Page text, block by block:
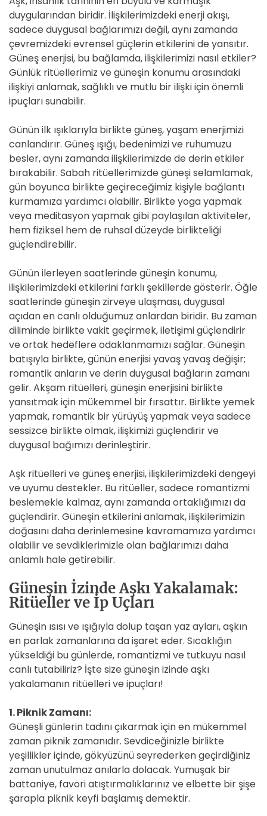
duygularından biridir. İlişkilerimizdeki enerji akışı,
sadece duygusal bağlarımızı değil, aynı zamanda
çevremizdeki evrensel güçlerin etkilerini de yansıtır.
Güneş enerjisi, bu bağlamda, ilişkilerimizi nasıl etkiler?
Günlük ritüellerimiz ve güneşin konumu arasındaki
ilişkiyi anlamak, sağlıklı ve mutlu bir ilişki için önemli
ipuçları sunabilir.
Günün ilk ışıklarıyla birlikte güneş, yaşam enerjimizi
canlandırır. Güneş ışığı, bedenimizi ve ruhumuzu
besler, aynı zamanda ilişkilerimizde de derin etkiler
bırakabilir. Sabah ritüellerimizde güneşi selamlamak,
gün boyunca birlikte geçireceğimiz kişiyle bağlantı
kurmamıza yardımcı olabilir. Birlikte yoga yapmak
veya meditasyon yapmak gibi paylaşılan aktiviteler,
hem fiziksel hem de ruhsal düzeyde birlikteliği
güçlendirebilir.
Günün ilerleyen saatlerinde güneşin konumu,
ilişkilerimizdeki etkilerini farklı şekillerde gösterir. Öğle
saatlerinde güneşin zirveye ulaşması, duygusal
açıdan en canlı olduğumuz anlardan biridir. Bu zaman
diliminde birlikte vakit geçirmek, iletişimi güçlendirir
ve ortak hedeflere odaklanmamızı sağlar. Güneşin
batışıyla birlikte, günün enerjisi yavaş yavaş değişir;
romantik anların ve derin duygusal bağların zamanı
gelir. Akşam ritüelleri, güneşin enerjisini birlikte
yansıtmak için mükemmel bir fırsattır. Birlikte yemek
yapmak, romantik bir yürüyüş yapmak veya sadece
sessizce birlikte olmak, ilişkimizi güçlendirir ve
duygusal bağımızı derinleştirir.
Aşk ritüelleri ve güneş enerjisi, ilişkilerimizdeki dengeyi
ve uyumu destekler. Bu ritüeller, sadece romantizmi
beslemekle kalmaz, aynı zamanda ortaklığımızı da
güçlendirir. Güneşin etkilerini anlamak, ilişkilerimizin
doğasını daha derinlemesine kavramamıza yardımcı
olabilir ve sevdiklerimizle olan bağlarımızı daha
anlamlı hale getirebilir.
Güneşin İzinde Aşkı Yakalamak:
Ritüeller ve İp Uçları
Güneşin ısısı ve ışığıyla dolup taşan yaz ayları, aşkın
en parlak zamanlarına da işaret eder. Sıcaklığın
yükseldiği bu günlerde, romantizmi ve tutkuyu nasıl
canlı tutabiliriz? İşte size güneşin izinde aşkı
yakalamanın ritüelleri ve ipuçları!
1. Piknik Zamanı:
Güneşli günlerin tadını çıkarmak için en mükemmel
zaman piknik zamanıdır. Sevdiceğinizle birlikte
yeşillikler içinde, gökyüzünü seyrederken geçirdiğiniz
zaman unutulmaz anılarla dolacak. Yumuşak bir
battaniye, favori atıştırmalıklarınız ve elbette bir şişe
şarapla piknik keyfi başlamış demektir.